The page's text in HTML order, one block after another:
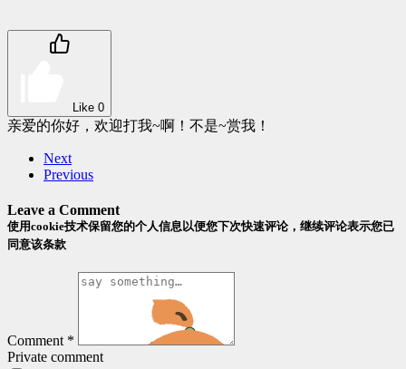
Like 0
亲爱的你好，欢迎打我~啊！不是~赏我！
Next
Previous
Leave a Comment
使用cookie技术保留您的个人信息以便您下次快速评论，继续评论表示您已
同意该条款
Comment *
Private comment